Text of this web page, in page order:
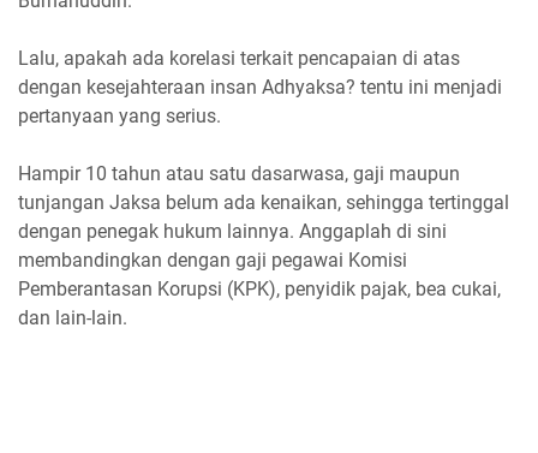
Lalu, apakah ada korelasi terkait pencapaian di atas
dengan kesejahteraan insan Adhyaksa? tentu ini menjadi
pertanyaan yang serius.
Hampir 10 tahun atau satu dasarwasa, gaji maupun
tunjangan Jaksa belum ada kenaikan, sehingga tertinggal
dengan penegak hukum lainnya. Anggaplah di sini
membandingkan dengan gaji pegawai Komisi
Pemberantasan Korupsi (KPK), penyidik pajak, bea cukai,
dan lain-lain.